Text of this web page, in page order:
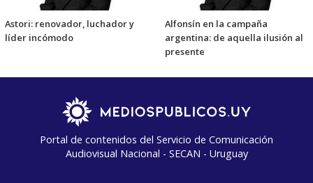
Astori: renovador, luchador y
líder incómodo
Alfonsín en la campaña
argentina: de aquella ilusión al
presente
Portal de contenidos del Servicio de Comunicación
Audiovisual Nacional - SECAN - Uruguay